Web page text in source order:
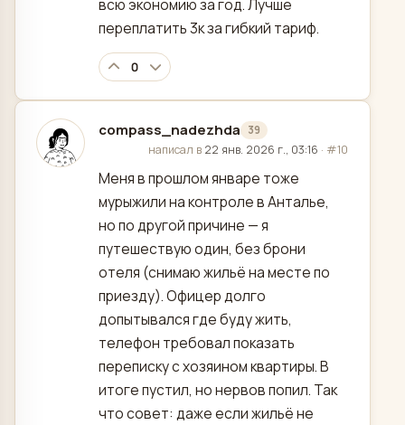
всю экономию за год. Лучше
переплатить 3к за гибкий тариф.
0
compass_nadezhda 39
отредактировано
написал в 22 янв. 2026 г., 03:16 · #10
Меня в прошлом январе тоже
мурыжили на контроле в Анталье,
но по другой причине — я
путешествую один, без брони
отеля (снимаю жильё на месте по
приезду). Офицер долго
допытывался где буду жить,
телефон требовал показать
переписку с хозяином квартиры. В
итоге пустил, но нервов попил. Так
что совет: даже если жильё не